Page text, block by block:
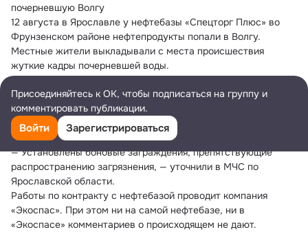
почерневшую Волгу
12 августа в Ярославле у нефтебазы «Спецторг Плюс» во
Фрунзенском районе нефтепродукты попали в Волгу.
Местные жители выкладывали с места происшествия
жуткие кадры почерневшей воды.
— Протяженность участка загрязнения составила около 2,5
километра, — уточнили в департаменте охраны окружающей
среды и природопользования Ярославской области.
Сейчас на месте идет сбор и утилизация как самих
нефтепродуктов, так и загрязненного ими грунта.
— Установлены боновые заграждения, препятствующие
распространению загрязнения, — уточнили в МЧС по
Ярославской области.
Работы по контракту с нефтебазой проводит компания
«Экоспас». При этом ни на самой нефтебазе, ни в
«Экоспасе» комментариев о происходящем не дают.
Присоединяйтесь к ОК, чтобы подписаться на группу и
комментировать публикации.
Войти Зарегистрироваться